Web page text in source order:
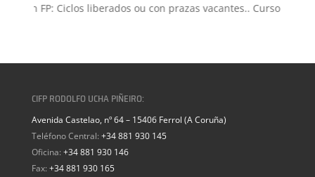
FP: Ciclos liberados ou con prazas vacantes.. Curso 2026-
CIFP RODOLFO UCHA PIÑEIRO:
Avenida Castelao, nº 64 – 15406 Ferrol (A Coruña)
Teléfono Central: +34 881 930 145
Oficina: +34 881 930 146
Fax: +34 881 930 165